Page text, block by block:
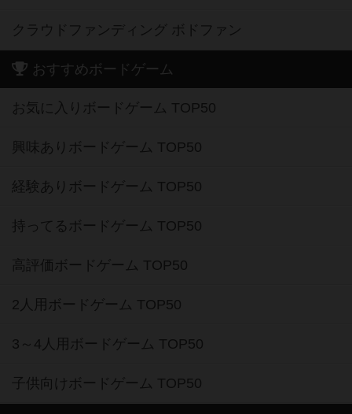
クラウドファンディング ボドファン
おすすめボードゲーム
お気に入りボードゲーム TOP50
興味ありボードゲーム TOP50
経験ありボードゲーム TOP50
持ってるボードゲーム TOP50
高評価ボードゲーム TOP50
2人用ボードゲーム TOP50
3～4人用ボードゲーム TOP50
子供向けボードゲーム TOP50